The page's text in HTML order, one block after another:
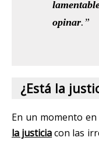
opinar.”
¿Está la
En un momento en
la justiciacon las